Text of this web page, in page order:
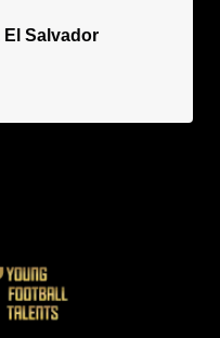
El Salvador